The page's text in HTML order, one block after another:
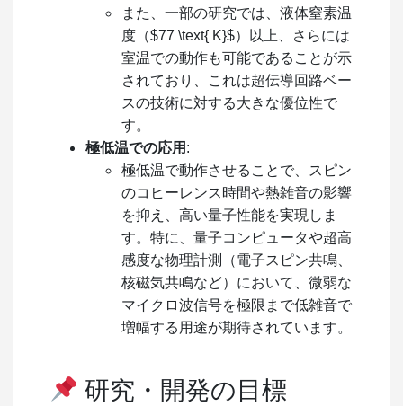
また、一部の研究では、液体窒素温
度（$77 \text{ K}$）以上、さらには
室温での動作も可能であることが示
されており、これは超伝導回路ベー
スの技術に対する大きな優位性で
す。
極低温での応用 :
極低温で動作させることで、スピン
のコヒーレンス時間や熱雑音の影響
を抑え、高い量子性能を実現しま
す。特に、量子コンピュータや超高
感度な物理計測（電子スピン共鳴、
核磁気共鳴など）において、微弱な
マイクロ波信号を極限まで低雑音で
増幅する用途が期待されています。
研究・開発の目標